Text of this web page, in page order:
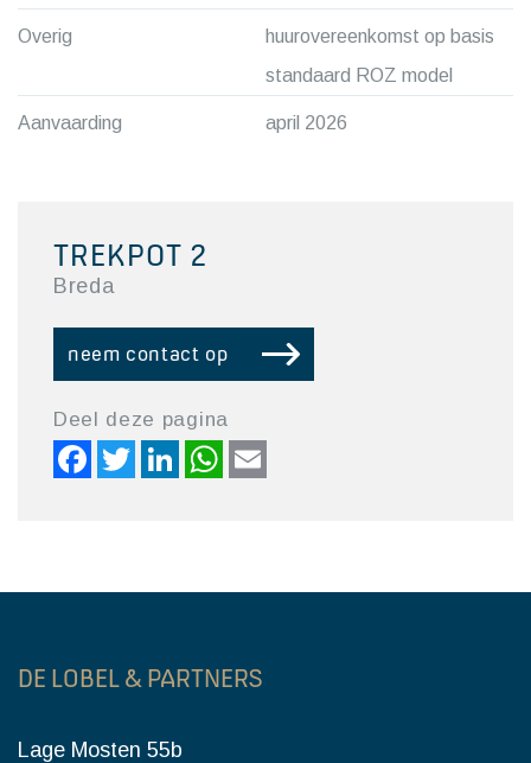
Overig
huurovereenkomst op basis
standaard ROZ model
Aanvaarding april 2026
TREKPOT 2
Breda
neem contact op
Deel deze pagina
FacebookTwitterLinkedInWhatsApp
DE LOBEL & PARTNERS
Lage Mosten 55b